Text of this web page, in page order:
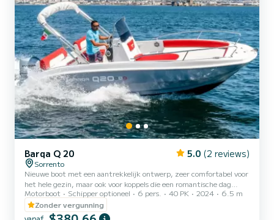
Barqa Q 20 5.0 (2 reviews)
Sorrento
Nieuwe boot met een aantrekkelijk ontwerp, zeer comfortabel voor
het hele gezin, maar ook voor koppels die een romantische dag
willen doorbrengen met het verkennen van de wonderen van onze
kust. De boot is voorzien van alle navigatiemogelijkheden: douche,
rolbeugel met zonnescherm, Bluetooth stereo, zwemtrap.
Motorboot Schipper optioneel 6 pers. 40 PK 2024
6.5 m
Zonder vergunning